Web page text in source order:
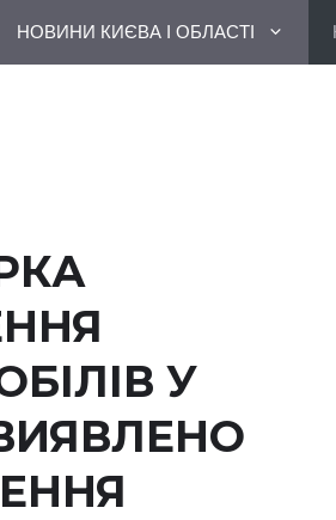
НОВИНИ КИЄВА І ОБЛАСТІ
У